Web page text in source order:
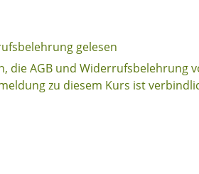
gelesen
die AGB und Widerrufsbelehrung
zu diesem Kurs ist